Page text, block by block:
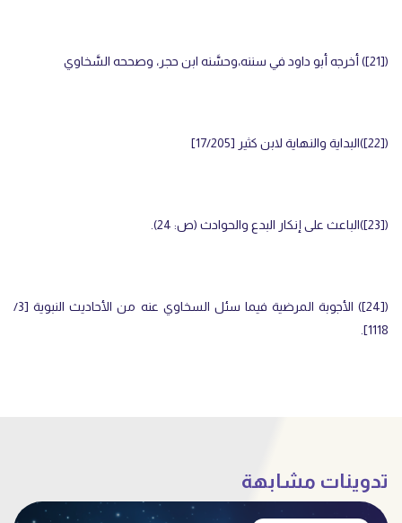
(
[21]) أخرجه أبو داود في سننه،وحسَّنه ابن حجر، وصححه السَّخاوي
(
[22])البداية والنهاية لابن كثير [17/205]
(
[23])الباعث على إنكار البدع والحوادث (ص: 24).
(
[24]
) الأجوبة المرضية فيما سئل السخاوي عنه من الأحاديث النبوية [3/
1118].
تدوينات مشابهة